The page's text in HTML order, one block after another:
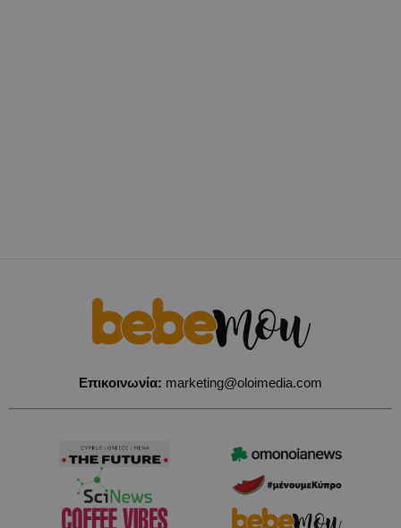
Επικοινωνία: marketing@oloimedia.com